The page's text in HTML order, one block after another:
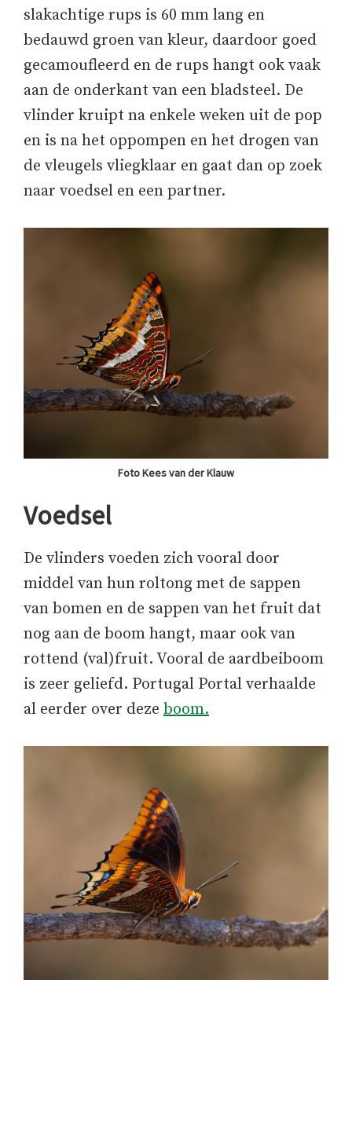
slakachtige rups is 60 mm lang en
bedauwd groen van kleur, daardoor goed
gecamoufleerd en de rups hangt ook vaak
aan de onderkant van een bladsteel. De
vlinder kruipt na enkele weken uit de pop
en is na het oppompen en het drogen van
de vleugels vliegklaar en gaat dan op zoek
naar voedsel en een partner.
Foto Kees van der Klauw
Voedsel
De vlinders voeden zich vooral door
middel van hun roltong met de sappen
van bomen en de sappen van het fruit dat
nog aan de boom hangt, maar ook van
rottend (val)fruit. Vooral de aardbeiboom
is zeer geliefd. Portugal Portal verhaalde
al eerder over deze boom.